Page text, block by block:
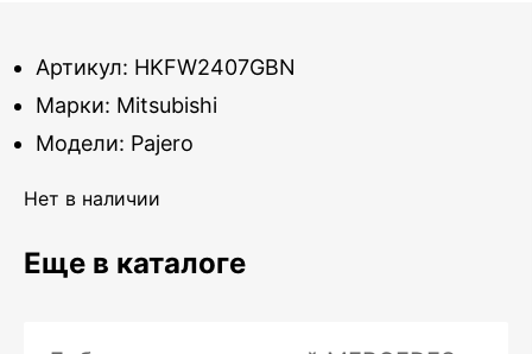
Артикул: HKFW2407GBN
Марки: Mitsubishi
Модели: Pajero
Нет в наличии
Еще в каталоге